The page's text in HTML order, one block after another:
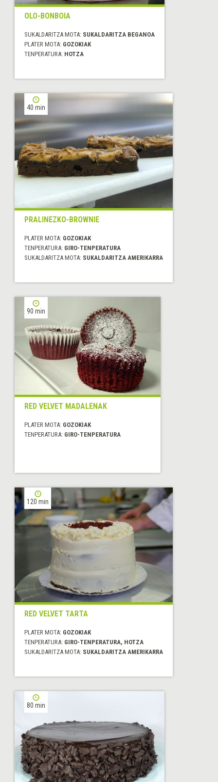
OLO-BONBOIA
SUKALDARITZA MOTA: SUKALDARITZA BEGANOA
PLATER MOTA: GOZOKIAK
TENPERATURA: HOTZA
40 min
PRALINEZKO-BROWNIE
PLATER MOTA: GOZOKIAK
TENPERATURA: GIRO-TENPERATURA
SUKALDARITZA MOTA: SUKALDARITZA AMERIKARRA
90 min
RED VELVET MADALENAK
PLATER MOTA: GOZOKIAK
TENPERATURA: GIRO-TENPERATURA
120 min
RED VELVET TARTA
PLATER MOTA: GOZOKIAK
TENPERATURA: GIRO-TENPERATURA, HOTZA
SUKALDARITZA MOTA: SUKALDARITZA AMERIKARRA
80 min